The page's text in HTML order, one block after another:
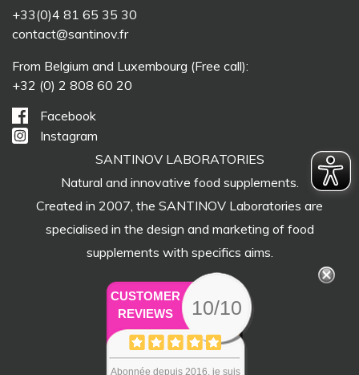
+33(0)4 81 65 35 30
contact@santinov.fr
From Belgium and Luxembourg (Free call):
+32 (0) 2 808 60 20
Facebook
Instagram
SANTINOV LABORATORIES
Natural and innovative food supplements.
Created in 2007, the SANTINOV Laboratories are
specialised in the design and marketing of food
supplements with specifics aims.
CUSTOMER
REVIEWS
10/10
Abonnée depuis 2016, je suis